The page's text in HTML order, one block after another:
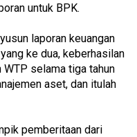
untuk BPK.
laporan keuangan
ke dua, keberhasilan
WTP selama tiga tahun
aset, dan itulah
pemberitaan dari